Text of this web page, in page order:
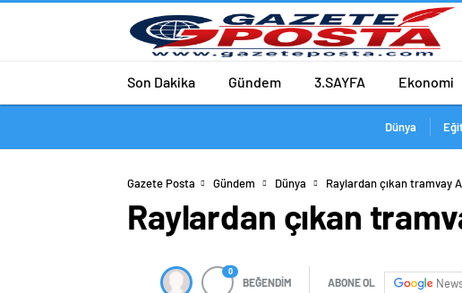
Son Dakika Gündem 3.SAYFA Ekonomi
Dünya
Gazete Posta Gündem Dünya Raylardan çıkan tramvay
Raylardan çıkan
0
BEĞENDİM ABONE OL